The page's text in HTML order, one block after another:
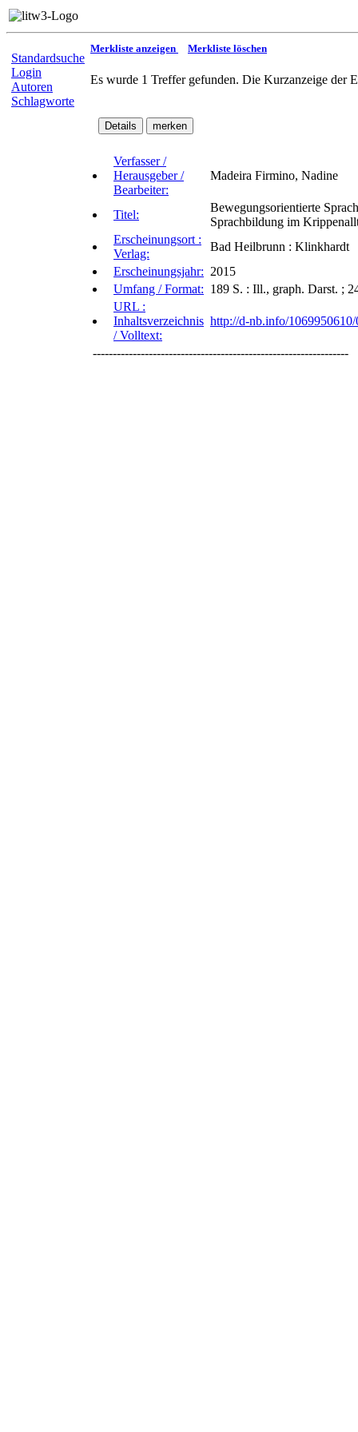
Standardsuche
Login
Autoren
Schlagworte
Merkliste anzeigen Merkliste löschen
Es wurde 1 Treffer gefunden. Die Kurzanzeige der
Verfasser /
Herausgeber /
Bearbeiter:
Madeira Firmino, Nadine
Titel:
Bewegungsorientierte
Sprachbildung im
Erscheinungsort :
Verlag:
Bad Heilbrunn : Klinkhardt
Erscheinungsjahr: 2015
Umfang / Format: 189 S. : Ill., graph. Darst. ;
URL :
Inhaltsverzeichnis
/ Volltext:
http://d-nb.info/1069950610/
----------------------------------------------------------------